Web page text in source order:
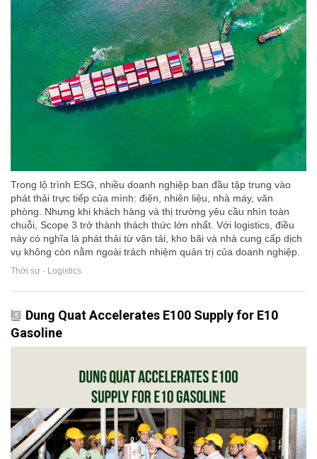
Trong lộ trình ESG, nhiều doanh nghiệp ban đầu tập trung vào
phát thải trực tiếp của mình: điện, nhiên liệu, nhà máy, văn
phòng. Nhưng khi khách hàng và thị trường yêu cầu nhìn toàn
chuỗi, Scope 3 trở thành thách thức lớn nhất. Với logistics, điều
này có nghĩa là phát thải từ vận tải, kho bãi và nhà cung cấp dịch
vụ không còn nằm ngoài trách nhiệm quản trị của doanh nghiệp.
Thời sự - Logistics
Dung Quat Accelerates E100 Supply for E10
Gasoline